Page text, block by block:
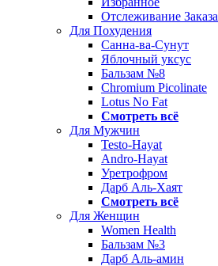
Отслеживание Заказа
Для Похудения
Санна-ва-Сунут
Яблочный уксус
Бальзам №8
Chromium Picolinate
Lotus No Fat
Смотреть всё
Для Мужчин
Testo-Hayat
Andro-Hayat
Уретрофром
Дарб Аль-Хаят
Смотреть всё
Для Женщин
Women Health
Бальзам №3
Дарб Аль-амин